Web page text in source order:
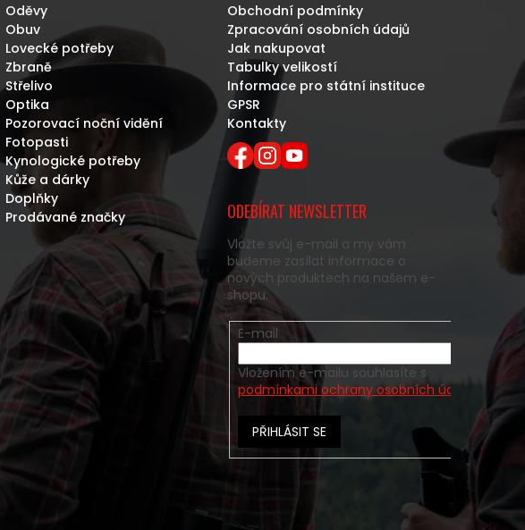
Oděvy
Obuv
Lovecké potřeby
Zbraně
Střelivo
Optika
Pozorovací noční vidění
Fotopasti
Kynologické potřeby
Kůže a dárky
Doplňky
Prodávané značky
Obchodní podmínky
Zpracování osobních údajů
Jak nakupovat
Tabulky velikostí
Informace pro státní instituce
GPSR
Kontakty
ODEBÍRAT NEWSLETTER
Vložte svůj e-mail a my vám
budeme zasílat informace o
nových produktech na našem e-
shopu.
E-mail
Vložením e-mailu souhlasíte s
podmínkami ochrany osobních údajů
PŘIHLÁSIT SE